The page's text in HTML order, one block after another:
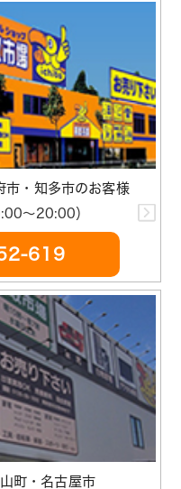
市・知多市のお客様
～20:00）
619
町・名古屋市